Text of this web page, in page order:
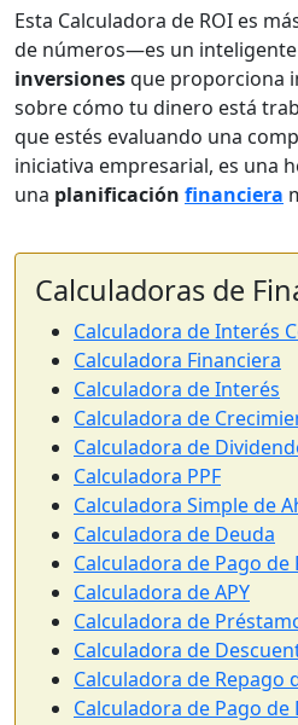
Esta Calculadora de ROI es
de números—es un inteligente
inversionesque proporciona
sobre cómo tu dinero está
que estés evaluando una
iniciativa empresarial, es una
una planificación financiera
Calculadoras de
Calculadora de Interés
Calculadora Financiera
Calculadora de Interés
Calculadora de
Calculadora de
Calculadora PPF
Calculadora Simple de
Calculadora de Deuda
Calculadora de Pago de
Calculadora de APY
Calculadora de
Calculadora de
Calculadora de Repago
Calculadora de Pago de